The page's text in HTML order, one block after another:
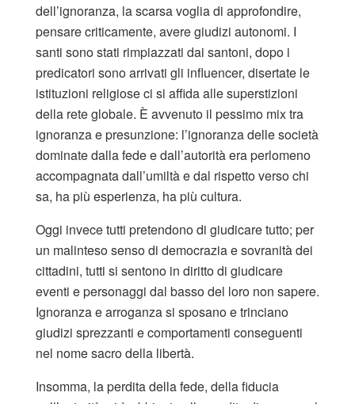
dell’ignoranza, la scarsa voglia di approfondire,
pensare criticamente, avere giudizi autonomi. I
santi sono stati rimpiazzati dai santoni, dopo i
predicatori sono arrivati gli influencer, disertate le
istituzioni religiose ci si affida alle superstizioni
della rete globale. È avvenuto il pessimo mix tra
ignoranza e presunzione: l’ignoranza delle società
dominate dalla fede e dall’autorità era perlomeno
accompagnata dall’umiltà e dal rispetto verso chi
sa, ha più esperienza, ha più cultura.
Oggi invece tutti pretendono di giudicare tutto; per
un malinteso senso di democrazia e sovranità dei
cittadini, tutti si sentono in diritto di giudicare
eventi e personaggi dal basso del loro non sapere.
Ignoranza e arroganza si sposano e trinciano
giudizi sprezzanti e comportamenti conseguenti
nel nome sacro della libertà.
Insomma, la perdita della fede, della fiducia